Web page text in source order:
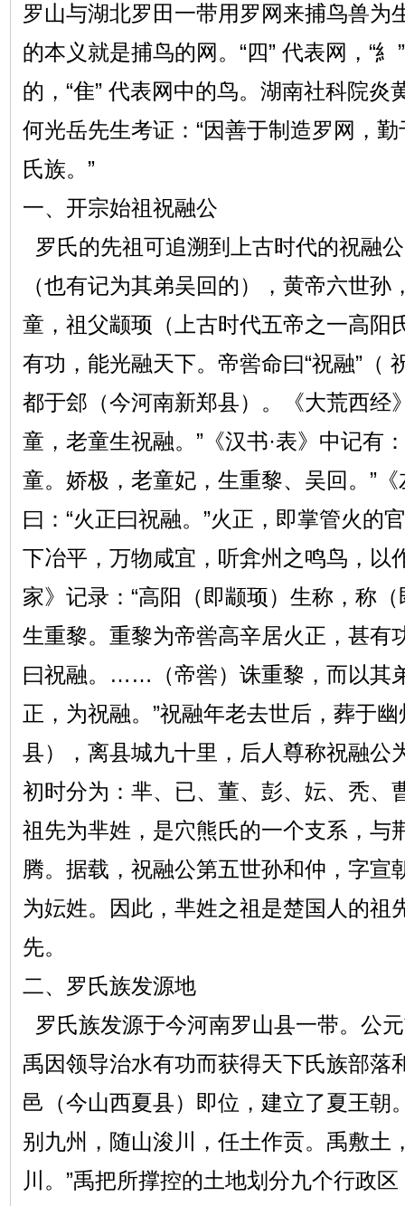
罗山与湖北罗田一带用罗网来捕鸟兽为
的本义就是捕鸟的网。“四” 代表网，“
的，“隹” 代表网中的鸟。湖南社科院炎
何光岳先生考证：“因善于制造罗网，
氏族。”
一、开宗始祖祝融公
罗氏的先祖可追溯到上古时代的祝融
（也有记为其弟吴回的），黄帝六世
童，祖父颛顼（上古时代五帝之一高阳
有功，能光融天下。帝喾命曰“祝融”（
都于郐（今河南新郑县）。《大荒西经
童，老童生祝融。”《汉书·表》中记有
童。娇极，老童妃，生重黎、吴回。”
曰：“火正曰祝融。”火正，即掌管火的
下冶平，万物咸宜，听弇州之鸣鸟，以
家》记录：“高阳（即颛顼）生称，称
生重黎。重黎为帝喾高辛居火正，甚有
曰祝融。……（帝喾）诛重黎，而以其
正，为祝融。”祝融年老去世后，葬于
县），离县城九十里，后人尊称祝融公
初时分为：芈、已、董、彭、妘、秃、
祖先为芈姓，是穴熊氏的一个支系，与
腾。据载，祝融公第五世孙和仲，字宣
为妘姓。因此，芈姓之祖是楚国人的祖
先。
二、罗氏族发源地
罗氏族发源于今河南罗山县一带。公
禹因领导治水有功而获得天下氏族部落
邑（今山西夏县）即位，建立了夏王朝
别九州，随山浚川，任土作贡。禹敷土
川。”禹把所撑控的土地划分九个行政